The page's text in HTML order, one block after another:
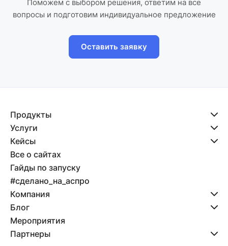
Поможем с выбором решения, ответим на все
вопросы и подготовим индивидуальное предложение
Оставить заявку
Продукты
Услуги
Кейсы
Все о сайтах
Гайды по запуску
#сделано_на_аспро
Компания
Блог
Мероприятия
Партнеры